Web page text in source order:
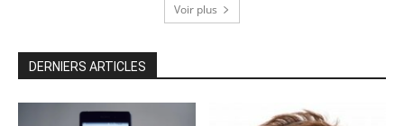
Voir plus
DERNIERS ARTICLES